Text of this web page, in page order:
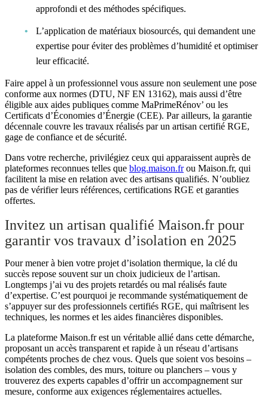
approfondi et des méthodes spécifiques.
L’application de matériaux biosourcés, qui demandent une
expertise pour éviter des problèmes d’humidité et optimiser
leur efficacité.
Faire appel à un professionnel vous assure non seulement une pose
conforme aux normes (DTU, NF EN 13162), mais aussi d’être
éligible aux aides publiques comme MaPrimeRénov’ ou les
Certificats d’Économies d’Énergie (CEE). Par ailleurs, la garantie
décennale couvre les travaux réalisés par un artisan certifié RGE,
gage de confiance et de sécurité.
Dans votre recherche, privilégiez ceux qui apparaissent auprès de
plateformes reconnues telles que blog.maison.frou Maison.fr, qui
facilitent la mise en relation avec des artisans qualifiés. N’oubliez
pas de vérifier leurs références, certifications RGE et garanties
offertes.
Invitez un artisan qualifié Maison.fr pour
garantir vos travaux d’isolation en 2025
Pour mener à bien votre projet d’isolation thermique, la clé du
succès repose souvent sur un choix judicieux de l’artisan.
Longtemps j’ai vu des projets retardés ou mal réalisés faute
d’expertise. C’est pourquoi je recommande systématiquement de
s’appuyer sur des professionnels certifiés RGE, qui maîtrisent les
techniques, les normes et les aides financières disponibles.
La plateforme Maison.fr est un véritable allié dans cette démarche,
proposant un accès transparent et rapide à un réseau d’artisans
compétents proches de chez vous. Quels que soient vos besoins –
isolation des combles, des murs, toiture ou planchers – vous y
trouverez des experts capables d’offrir un accompagnement sur
mesure, conforme aux exigences réglementaires actuelles.